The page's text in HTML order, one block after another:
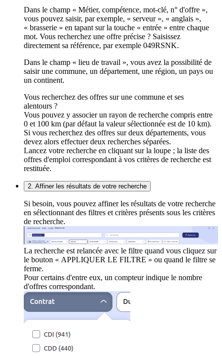
Dans le champ « Métier, compétence, mot-clé, n° d'offre »,
vous pouvez saisir, par exemple, « serveur », « anglais »,
« brasserie » en tapant sur la touche « entrée » entre chaque
mot. Vous recherchez une offre précise ? Saisissez
directement sa référence, par exemple 049RSNK.
Dans le champ « lieu de travail », vous avez la possibilité de
saisir une commune, un département, une région, un pays ou
un continent.
Vous recherchez des offres sur une commune et ses
alentours ?
Vous pouvez y associer un rayon de recherche compris entre
0 et 100 km (par défaut la valeur sélectionnée est de 10 km).
Si vous recherchez des offres sur deux départements, vous
devez alors effectuer deux recherches séparées.
Lancez votre recherche en cliquant sur la loupe ; la liste des
offres d'emploi correspondant à vos critères de recherche est
restituée.
2. Affiner les résultats de votre recherche
Si besoin, vous pouvez affiner les résultats de votre recherche
en sélectionnant des filtres et critères présents sous les critères
de recherche.
La recherche est relancée avec le filtre quand vous cliquez sur
le bouton « APPLIQUER LE FILTRE » ou quand le filtre se
ferme.
Pour certains d'entre eux, un compteur indique le nombre
d'offres correspondant.